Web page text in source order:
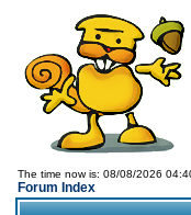
The time now is: 08/08/2026
Forum Index